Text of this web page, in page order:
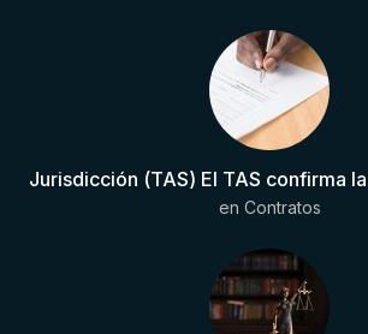
en Contratos